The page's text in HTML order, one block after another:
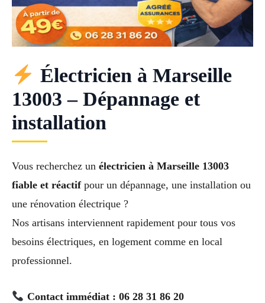
Électricien à Marseille
13003 – Dépannage et
installation
Vous recherchez un électricien à Marseille 13003
fiable et réactifpour un dépannage, une installation ou
une rénovation électrique ?
Nos artisans interviennent rapidement pour tous vos
besoins électriques, en logement comme en local
professionnel.
Contact immédiat : 06 28 31 86 20